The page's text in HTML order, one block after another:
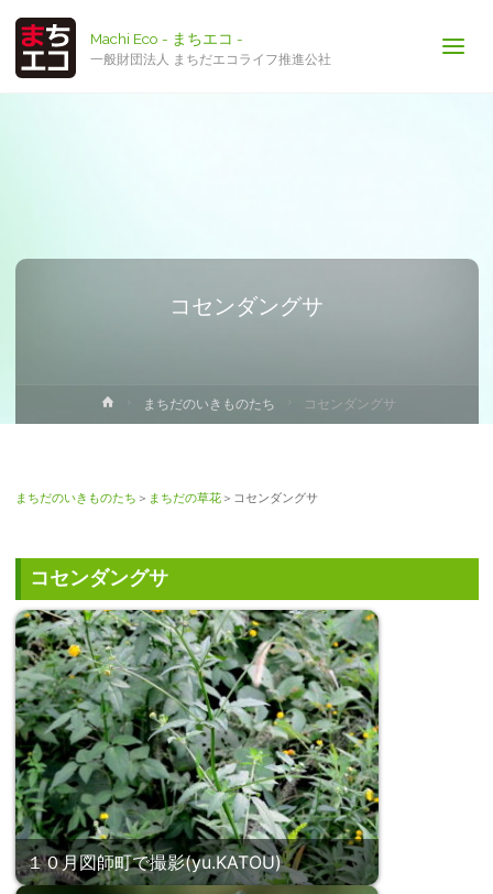
Machi Eco - まちエコ -
一般財団法人 まちだエコライフ推進公社
コセンダングサ
ー
まちだのいきものたち コセンダングサ
まちだのいきものたち ＞ まちだの草花＞コセンダングサ
コセンダングサ
１０月図師町で撮影(yu.KATOU)